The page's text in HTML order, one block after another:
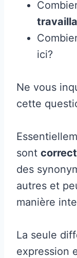
ici?
Ne vous
cette
sont correct
des
autres et
manière
La seule
expression